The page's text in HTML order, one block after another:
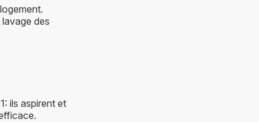
des
ils aspirent et